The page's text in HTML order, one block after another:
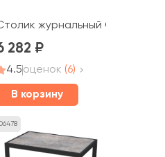
ЭПИК / EPIC
журнальный G-120
282
4.5оценок (6)
В корзину